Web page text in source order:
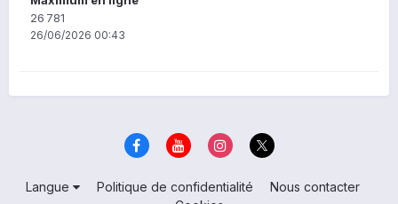
26 781
26/06/2026 00:43
Langue Politique de confidentialité
Nous contacter